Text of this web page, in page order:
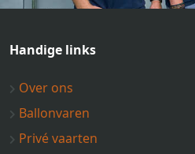
Handige links
Over ons
Ballonvaren
Privé vaarten